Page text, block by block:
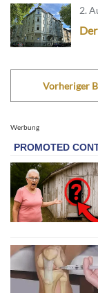
2.
Vorheriger
Werbung